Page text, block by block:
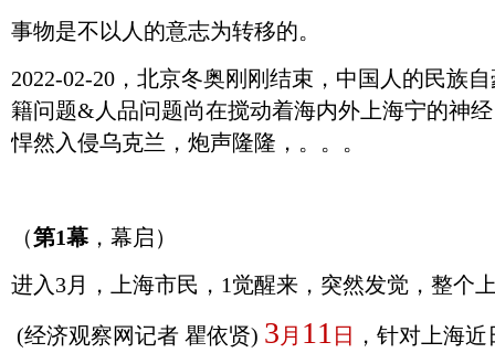
事物是不以人的意志为转移的。
2022-02-20，北京冬奥刚刚结束，中国人的民族
籍问题&人品问题尚在搅动着海内外上海宁的神
悍然入侵乌克兰，炮声隆隆，。。。
（第1幕，幕启）
进入3月，上海市民，1觉醒来，突然发觉，整个
(经济观察网记者 瞿依贤) 3 月 11 日 ，针对上海